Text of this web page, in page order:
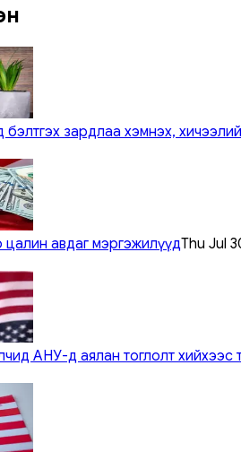
бэлтгэх зардлаа хэмнэх,
авдаг мэргэжилүүдThu Jul
АНУ-д аялан тоглолт хийхээс